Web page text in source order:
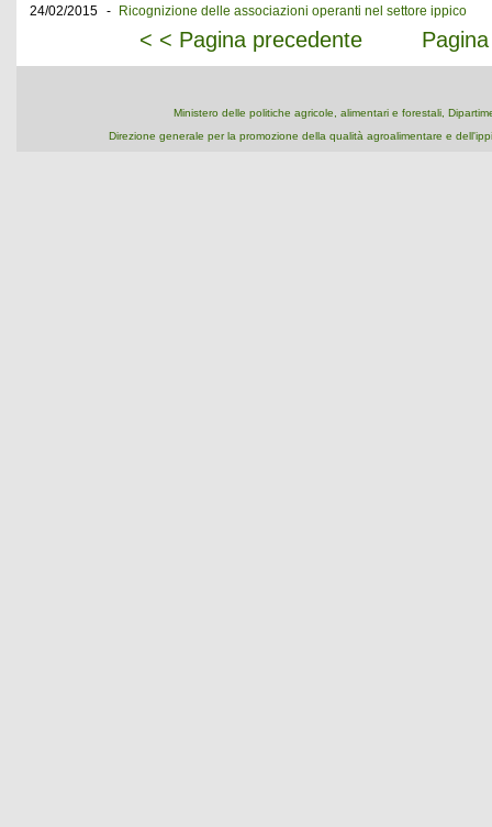
24/02/2015 - Ricognizione delle associazioni operanti nel settore ippico
< < Pagina precedente
Ministero delle politiche agricole, alimentari e forestali,
Direzione generale per la promozione della qualità agroalimentare e